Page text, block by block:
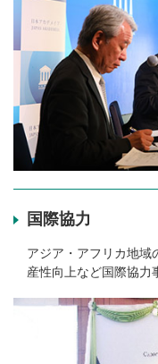
国際協力
アジア・アフリカ地域
産性向上など国際協力